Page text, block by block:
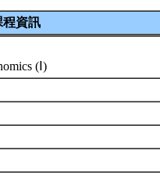
程資訊
(Ⅰ)